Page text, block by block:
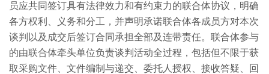
员应共同签订具有法律效力和有约束力的联合体协议，明确
各方权利、义务和分工，并声明承诺联合体各成员方对本次
谈判以及成交后签订合同承担全部及连带责任。联合体参与
的由联合体牵头单位负责谈判活动全过程，包括但不限于获
取采购文件、文件编制与递交、委托人授权、接收答疑、回